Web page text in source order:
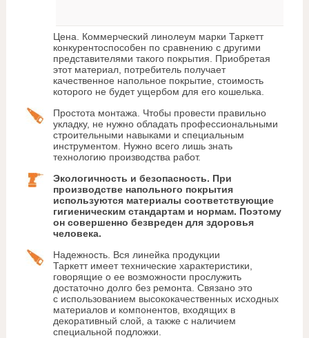
Цена. Коммерческий линолеум марки Таркетт
конкурентоспособен по сравнению с другими
представителями такого покрытия. Приобретая
этот материал, потребитель получает
качественное напольное покрытие, стоимость
которого не будет ущербом для его кошелька.
Простота монтажа. Чтобы провести правильно
укладку, не нужно обладать профессиональными
строительными навыками и специальным
инструментом. Нужно всего лишь знать
технологию производства работ.
Экологичность и безопасность. При
производстве напольного покрытия
используются материалы соответствующие
гигиеническим стандартам и нормам. Поэтому
он совершенно безвреден для здоровья
человека.
Надежность. Вся линейка продукции
Таркетт имеет технические характеристики,
говорящие о ее возможности прослужить
достаточно долго без ремонта. Связано это
с использованием высококачественных исходных
материалов и компонентов, входящих в
декоративный слой, а также с наличием
специальной подложки.